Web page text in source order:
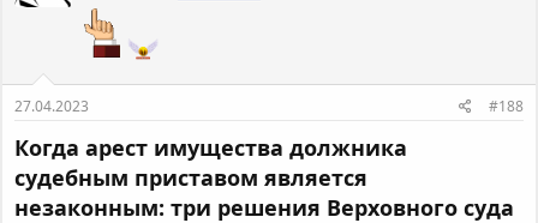
27.04.2023 #188
Когда арест имущества должника
судебным приставом является
незаконным: три решения Верховного суда